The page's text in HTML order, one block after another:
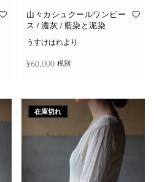
山々カシュクールワンピー
ス / 濃灰 / 藍染と泥染
うすけはれより
¥60,000 税別
在庫切れ